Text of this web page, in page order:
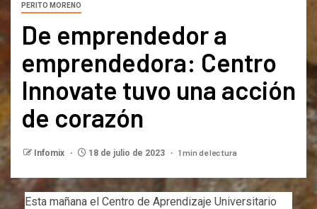
PERITO MORENO
De emprendedor a
emprendedora: Centro
Innovate tuvo una acción
de corazón
Infomix 18 de julio de 2023 1 min de lectura
Esta mañana el Centro de Aprendizaje Universitario